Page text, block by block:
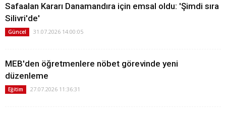
Safaalan Kararı Danamandıra için emsal oldu: 'Şimdi sıra
Silivri'de'
Güncel 31.07.2026 14:00:05
MEB'den öğretmenlere nöbet görevinde yeni
düzenleme
Eğitim 27.07.2026 11:36:31